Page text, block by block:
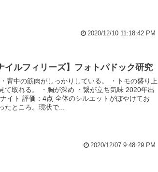
2020/12/10 11:18:42 PM
イルフィリーズ】フォトパドック研究
背中の筋肉がしっかりしている。 ・トモの盛り上
て取れる。 ・胸が深め ・繋が立ち気味 2020年出
イト 評価：4点 全体のシルエットがぼやけてお
たところ。現状で...
2020/12/07 9:48:29 PM